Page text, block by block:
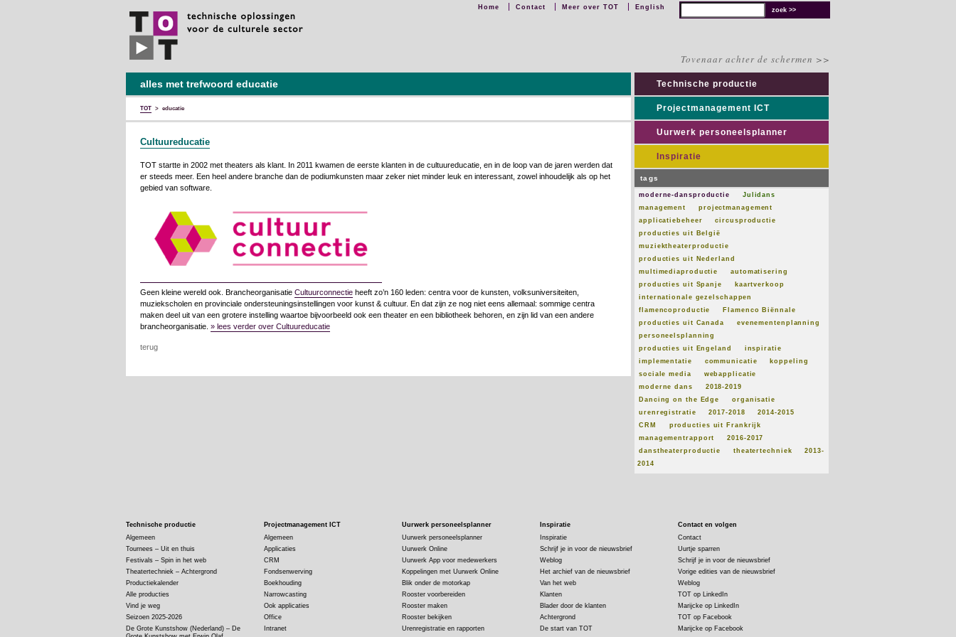
voor
culturele
sector
Home Contact Meer over TOT English
Tovenaar achter de schermen >>
alles met trefwoord educatie
TOT > educatie
Cultuureducatie
TOT startte in 2002 met theaters als klant. In 2011 kwamen de eerste klanten in de cultuureducatie, en in de loop van de jaren werden dat
er steeds meer. Een heel andere branche dan de podiumkunsten maar zeker niet minder leuk en interessant, zowel inhoudelijk als op het
gebied van software.
Geen kleine wereld ook. Brancheorganisatie Cultuurconnectie heeft zo’n 160 leden: centra voor de kunsten, volksuniversiteiten,
muziekscholen en provinciale ondersteuningsinstellingen voor kunst & cultuur. En dat zijn ze nog niet eens allemaal: sommige centra
maken deel uit van een grotere instelling waartoe bijvoorbeeld ook een theater en een bibliotheek behoren, en zijn lid van een andere
brancheorganisatie. » lees verder over Cultuureducatie
terug
Technische productie
Projectmanagement ICT
Uurwerk personeelsplanner
Inspiratie
tags
moderne-dansproductie
Julidans
management
projectmanagement
applicatiebeheer
circusproductie
producties uit België
muziektheaterproductie
producties uit Nederland
multimediaproductie
automatisering
producties uit Spanje
kaartverkoop
internationale gezelschappen
flamencoproductie
Flamenco Biënnale
producties uit Canada
evenementenplanning
personeelsplanning
producties uit Engeland
inspiratie
implementatie
communicatie
koppeling
sociale media
webapplicatie
moderne dans
2018-2019
Dancing on the Edge
organisatie
urenregistratie
2017-2018
2014-2015
CRM
producties uit Frankrijk
managementrapport
2016-2017
danstheaterproductie
theatertechniek
2013-
2014
Technische productie
Algemeen
Tournees – Uit en thuis
Festivals – Spin in het web
Theatertechniek – Achtergrond
Productiekalender
Alle producties
Vind je weg
Seizoen 2025-2026
De Grote Kunstshow (Nederland) – De
Projectmanagement ICT
Algemeen
Applicaties
CRM
Fondsenwerving
Boekhouding
Narrowcasting
Ook applicaties
Office
Intranet
Uurwerk personeelsplanner
Uurwerk personeelsplanner
Uurwerk Online
Uurwerk App voor medewerkers
Koppelingen met Uurwerk Online
Blik onder de motorkap
Rooster voorbereiden
Rooster maken
Rooster bekijken
Urenregistratie en rapporten
Inspiratie
Inspiratie
Schrijf je in voor de nieuwsbrief
Weblog
Het archief van de nieuwsbrief
Van het web
Klanten
Blader door de klanten
Achtergrond
De start van TOT
Contact en volgen
Contact
Uurtje sparren
Schrijf je in voor de nieuwsbrief
Vorige edities van de nieuwsbrief
Weblog
TOT op LinkedIn
Marijcke op LinkedIn
TOT op Facebook
Marijcke op Facebook